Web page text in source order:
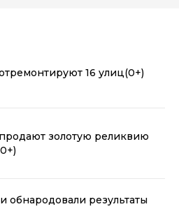
16 улиц(0+)
золотую реликвию
обнародовали результаты